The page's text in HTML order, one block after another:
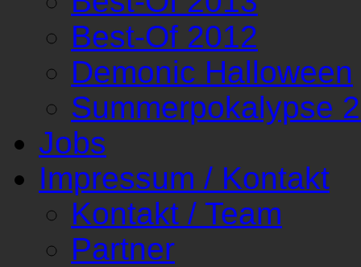
Best-Of 2012
Demonic Halloween
Summerpokalypse
Jobs
Impressum / Kontakt
Kontakt / Team
Partner